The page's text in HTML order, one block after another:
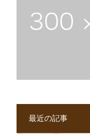
最近の記事